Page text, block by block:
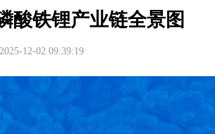
酸铁锂产业链全景图
2025-12-02 09:39:19